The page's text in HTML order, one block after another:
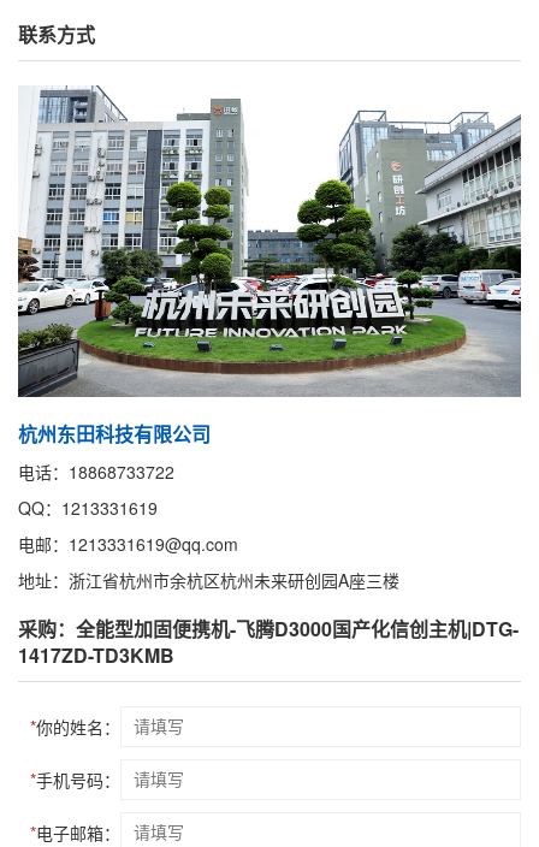
联系方式
杭州东田科技有限公司
电话：18868733722
QQ：1213331619
电邮：1213331619@qq.com
地址：浙江省杭州市余杭区杭州未来研创园A座三楼
采购：全能型加固便携机-飞腾D3000国产化信创主机|DTG-
1417ZD-TD3KMB
*你的姓名：
*手机号码：
*电子邮箱：